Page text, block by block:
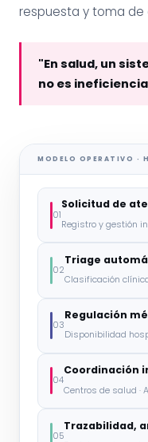
respuesta y toma
"En salud, un
no es
MODELO OPERATIVO ·
01
Solicitud de
Registro y gestión
02
Triage
Clasificación
03
Regulación
Disponibilidad
04
Coordinación
Centros de salud ·
05
Trazabilidad,